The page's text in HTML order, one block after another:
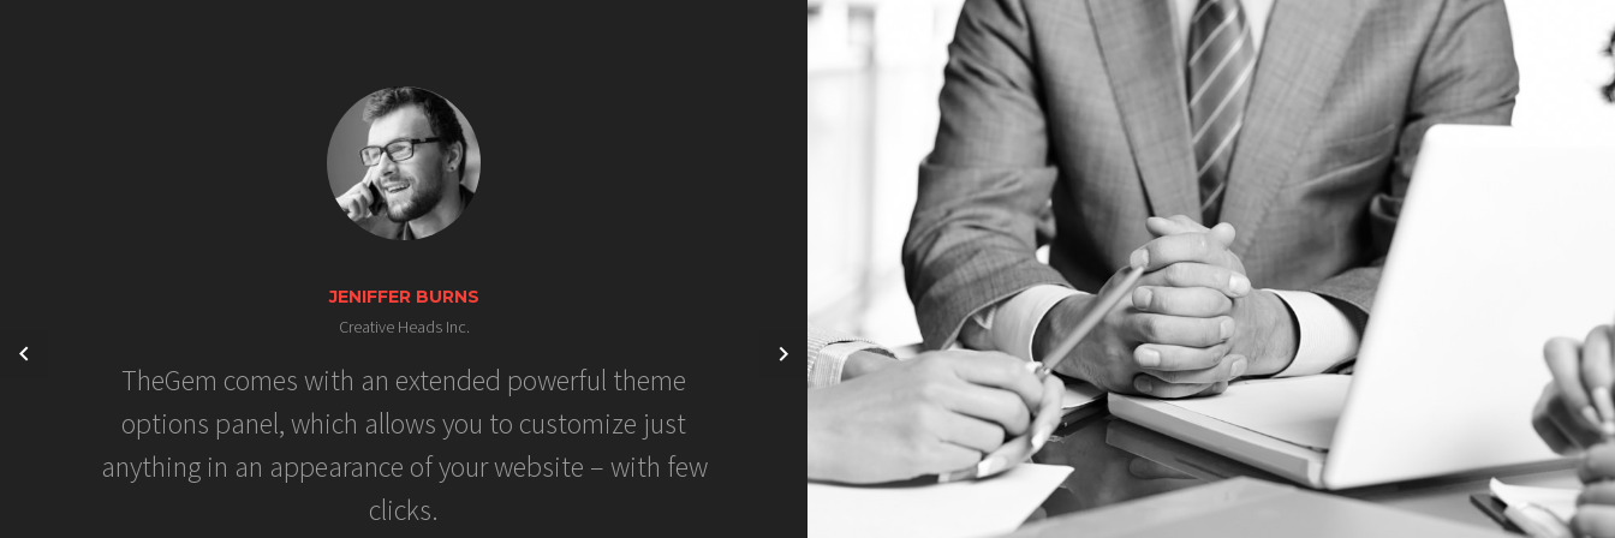
JENIFFER BURNS
Creative Heads Inc.
TheGem comes with an extended powerful theme
options panel, which allows you to customize just
anything in an appearance of your website – with few
clicks.
MARCUS FIELDS
Marketing Manager
This powerful theme was optimised to get the best
performance results. Tested with pagespeed insights
&amp; co., it delivers even better results with super
cache &amp; minification.